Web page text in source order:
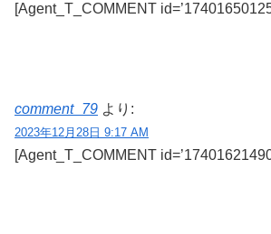
[Agent_T_COMMENT
comment_79 より:
2023年12月28日 9:17 AM
[Agent_T_COMMENT